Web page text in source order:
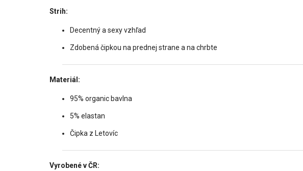
Strih:
Decentný a sexy vzhľad
Zdobená čipkou na prednej strane a na chrbte
Materiál:
95% organic bavlna
5% elastan
Čipka z Letovíc
Vyrobené v ČR: